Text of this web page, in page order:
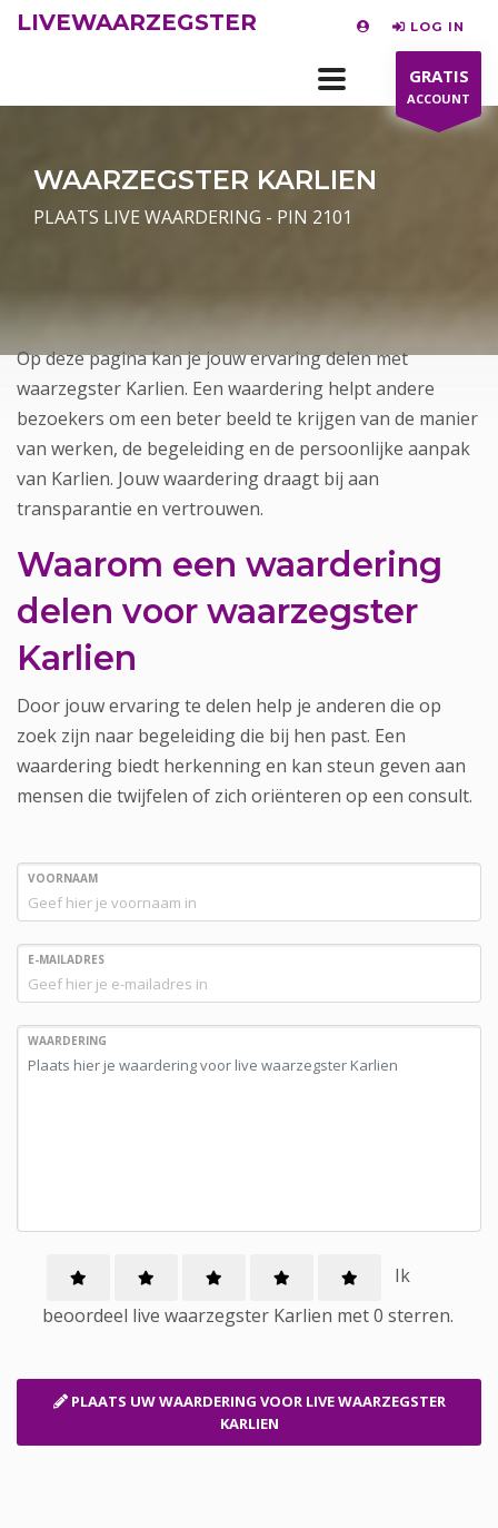
LIVEWAARZEGSTER LOG IN
GRATIS
ACCOUNT
WAARZEGSTER KARLIEN
PLAATS LIVE WAARDERING - PIN 2101
Op deze pagina kan je jouw ervaring delen met
waarzegster Karlien. Een waardering helpt andere
bezoekers om een beter beeld te krijgen van de manier
van werken, de begeleiding en de persoonlijke aanpak
van Karlien. Jouw waardering draagt bij aan
transparantie en vertrouwen.
Waarom een waardering
delen voor waarzegster
Karlien
Door jouw ervaring te delen help je anderen die op
zoek zijn naar begeleiding die bij hen past. Een
waardering biedt herkenning en kan steun geven aan
mensen die twijfelen of zich oriënteren op een consult.
VOORNAAM
E-MAILADRES
WAARDERING
Ik
beoordeel live waarzegster Karlien met0 sterren.
PLAATS UW WAARDERING VOOR LIVE WAARZEGSTER
KARLIEN